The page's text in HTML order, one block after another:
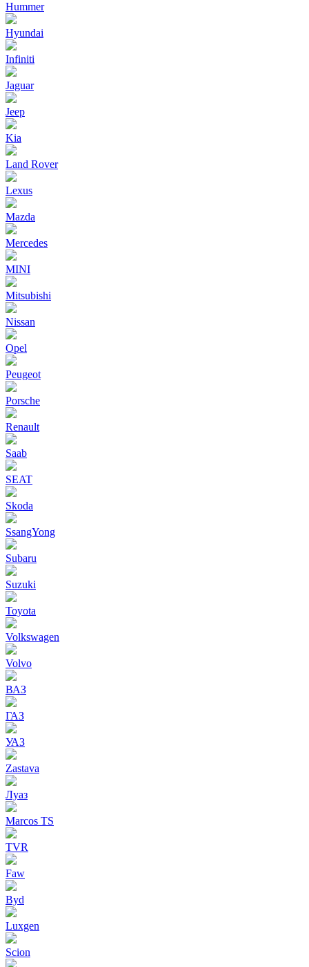
Hummer
Hyundai
Infiniti
Jaguar
Jeep
Kia
Land Rover
Lexus
Mazda
Mercedes
MINI
Mitsubishi
Nissan
Opel
Peugeot
Porsche
Renault
Saab
SEAT
Skoda
SsangYong
Subaru
Suzuki
Toyota
Volkswagen
Volvo
ВАЗ
ГАЗ
УАЗ
Zastava
Луаз
Marcos TS
TVR
Faw
Byd
Luxgen
Scion